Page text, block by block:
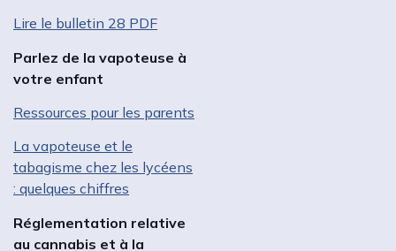
Lire le bulletin 28 PDF
Parlez de la vapoteuse à
votre enfant
Ressources pour les parents
La vapoteuse et le
tabagisme chez les lycéens
: quelques chiffres
Réglementation relative
au cannabis et à la